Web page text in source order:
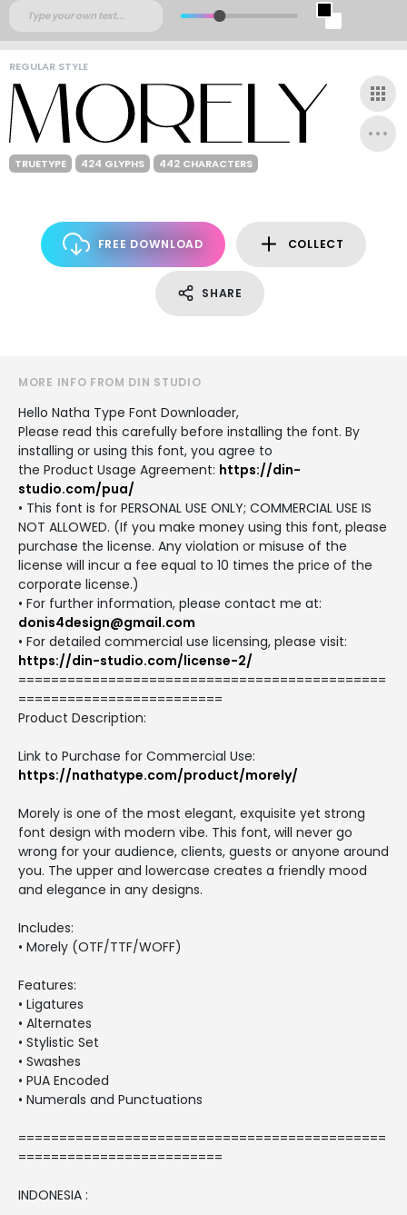
REGULAR STYLE
TRUETYPE 424 GLYPHS 442 CHARACTERS
FREE DOWNLOAD COLLECT
SHARE
MORE INFO FROM DIN STUDIO
Hello Natha Type Font Downloader,
Please read this carefully before installing the font. By
installing or using this font, you agree to
the Product Usage Agreement: https://din-
studio.com/pua/
• This font is for PERSONAL USE ONLY; COMMERCIAL USE IS
NOT ALLOWED. (If you make money using this font, please
purchase the license. Any violation or misuse of the
license will incur a fee equal to 10 times the price of the
corporate license.)
• For further information, please contact me at:
donis4design@gmail.com
• For detailed commercial use licensing, please visit:
https://din-studio.com/license-2/
=============================================
=========================
Product Description:
Link to Purchase for Commercial Use:
https://nathatype.com/product/morely/
Morely is one of the most elegant, exquisite yet strong
font design with modern vibe. This font, will never go
wrong for your audience, clients, guests or anyone around
you. The upper and lowercase creates a friendly mood
and elegance in any designs.
Includes:
• Morely (OTF/TTF/WOFF)
Features:
• Ligatures
• Alternates
• Stylistic Set
• Swashes
• PUA Encoded
• Numerals and Punctuations
=============================================
=========================
INDONESIA :